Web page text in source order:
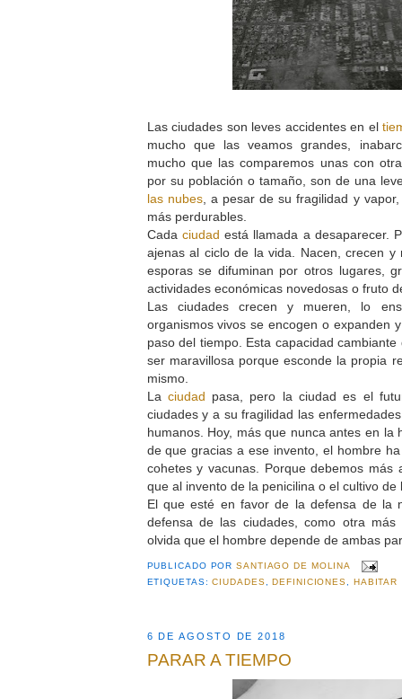
Las ciudades son leves accidentes en el
mucho que las veamos grandes,
mucho que las comparemos unas con
por su población o tamaño, son de una
las nubes, a pesar de su fragilidad y
más perdurables.
Cada ciudad está llamada a desaparecer.
ajenas al ciclo de la vida. Nacen, crecen y
esporas se difuminan por otros lugares,
actividades económicas novedosas o fruto
Las ciudades crecen y mueren, lo
organismos vivos se encogen o expanden
paso del tiempo. Esta capacidad
ser maravillosa porque esconde la propia
mismo.
La ciudad pasa, pero la ciudad es el
ciudades y a su fragilidad las
humanos. Hoy, más que nunca antes en la
de que gracias a ese invento, el hombre
cohetes y vacunas. Porque debemos más
que al invento de la penicilina o el cultivo
El que esté en favor de la defensa de la
defensa de las ciudades, como otra
olvida que el hombre depende de ambas
PUBLICADO PORSANTIAGO DE MOLINA
ETIQUETAS:CIUDADES,DEFINICIONES, HABITAR
6 DE AGOSTO DE 2018
PARAR A TIEMPO